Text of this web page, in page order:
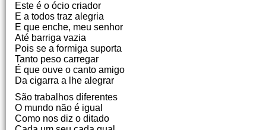
Este é o ócio criador
E a todos traz alegria
E que enche, meu senhor
Até barriga vazia
Pois se a formiga suporta
Tanto peso carregar
É que ouve o canto amigo
Da cigarra a lhe alegrar
São trabalhos diferentes
O mundo não é igual
Como nos diz o ditado